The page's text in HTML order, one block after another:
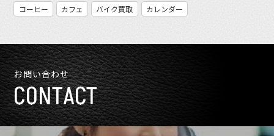
コーヒー
カフェ バイク買取 カレンダー
お問い合わせ
CONTACT